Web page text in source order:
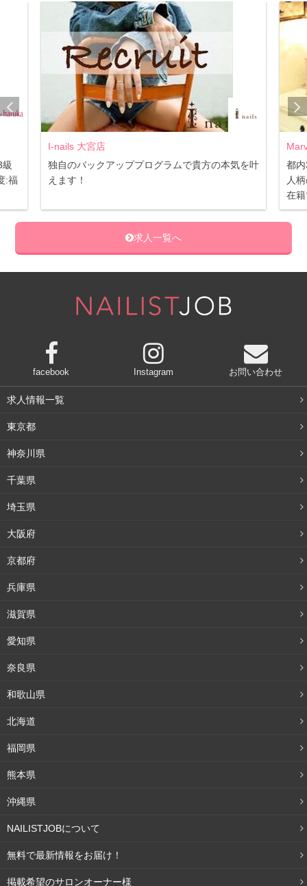
ではなぜ椿オイルで紫外線防止ができるのでしょう。細か
く言うと椿オイルで防止できる紫外線はＵＶ－Ｂと呼ば
れ、シミ・そばかすの原因になるもの。
シワやたるみなど肌を老化させるＵＶ－Ａを防止すること
はできません。それなら普通の日焼け止めを使うわという
人もいると思いますが、日焼け止めの刺激が強すぎて毎日
使うと肌荒れしてしまうことはありませんか？そんな時に
は日焼け止めを塗る前に椿オイルがおすすめです。
日焼け止めで乾燥しがちな肌をしっかり保湿してくれるう
えに、オイルで肌に膜を作ることで肌へのダメージを和ら
げてくれますよ。日焼け止めの使用感が不快だという人は
試してみてくださいね。
髪の毛も紫外線ダメージを受ける
紫外線予防と言われると顔や肌を気にしますが、実は髪の
毛も紫外線でダメージを受けます。近年はヘア用の紫外線
カット商品も多く出てきましたが、椿オイルを使えば髪の
ダメージケアも紫外線カットも両方できちゃいます。
特に夏は海水浴などのレジャーで長時間外にいると、夜に
は髪がパサパサになります。これが紫外線のダメージ。帽
に、乾いた髪の毛先を中心にオイルを馴染ませます。馴染
んだらお湯でよくすすぎ、それからシャンプーとコンディ
サージするのもおすすめ。
サージします。少し時間を置いたらシャンプーの前に一度
お湯で頭皮をよくすすぎ、それから普段通りシャンプーし
ヘアケア以外の椿オイルの効果的な使い方
:福
I-nails 大宮店
独自のバックアッププログラムで貴方の本気を叶
えます！
都
人
在
求人一覧へ
facebook Instagram お問い合わせ
求人情報一覧
東京都
神奈川県
千葉県
埼玉県
大阪府
京都府
兵庫県
滋賀県
愛知県
奈良県
和歌山県
北海道
福岡県
熊本県
沖縄県
NAILISTJOBについて
無料で最新情報をお届け！
掲載希望のサロンオーナー様